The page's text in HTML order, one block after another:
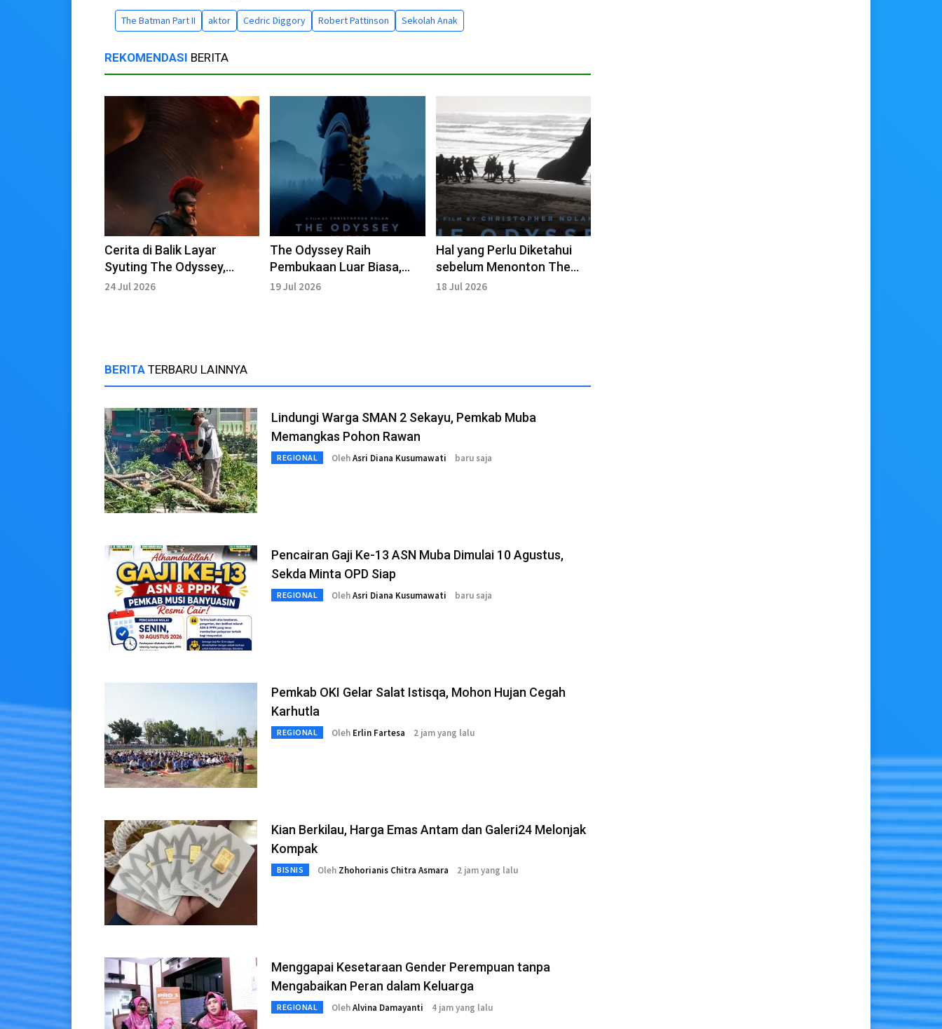
The Batman Part II aktor Cedric Diggory Robert Pattinson Sekolah Anak
REKOMENDASI BERITA
Cerita di Balik Layar
Syuting The Odyssey,
Punya Banyak Fakta
24 Jul 2026
The Odyssey Raih
Pembukaan Luar Biasa,
Debut Terbesar Nolan
19 Jul 2026
Hal yang Perlu Diketahui
sebelum Menonton The
Odyssey Garapan
18 Jul 2026
BERITA TERBARU LAINNYA
Lindungi Warga SMAN 2 Sekayu, Pemkab Muba
Memangkas Pohon Rawan
REGIONAL OlehAsri Diana Kusumawati baru saja
Pencairan Gaji Ke-13 ASN Muba Dimulai 10 Agustus,
Sekda Minta OPD Siap
REGIONAL OlehAsri Diana Kusumawati baru saja
Pemkab OKI Gelar Salat Istisqa, Mohon Hujan Cegah
Karhutla
REGIONAL Oleh Erlin Fartesa 2 jam yang lalu
Kian Berkilau, Harga Emas Antam dan Galeri24 Melonjak
Kompak
BISNIS Oleh Zhohorianis Chitra Asmara 2 jam yang lalu
Menggapai Kesetaraan Gender Perempuan tanpa
Mengabaikan Peran dalam Keluarga
REGIONAL OlehAlvina Damayanti 4 jam yang lalu